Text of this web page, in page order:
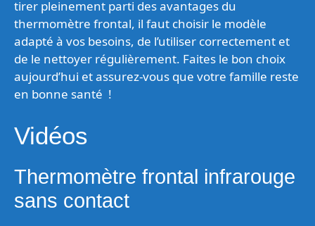
tirer pleinement parti des avantages du
thermomètre frontal, il faut choisir le modèle
adapté à vos besoins, de l’utiliser correctement et
de le nettoyer régulièrement. Faites le bon choix
aujourd’hui et assurez-vous que votre famille reste
en bonne santé !
Vidéos
Thermomètre frontal infrarouge
sans contact